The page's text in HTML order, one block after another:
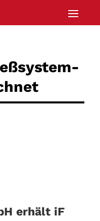
erhält iF